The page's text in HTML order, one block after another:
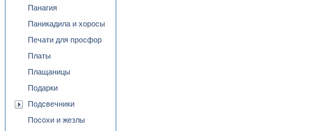
Панагия
Паникадила и хоросы
Печати для просфор
Платы
Плащаницы
Подарки
Подсвечники
Посохи и жезлы